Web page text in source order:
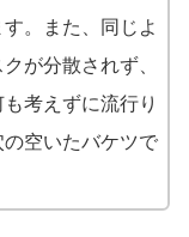
。また、同じよ
が分散されず、
考えずに流行り
空いたバケツで